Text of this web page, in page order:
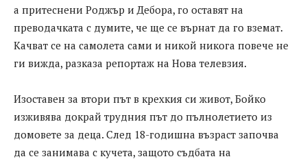
а притеснени Роджър и Дебора, го оставят на
преводачката с думите, че ще се върнат да го вземат.
Качват се на самолета сами и никой никога повече не
ги вижда, разказа репортаж на Нова телевзия.
Изоставен за втори път в крехкия си живот, Бойко
изживява докрай трудния път до пълнолетието из
домовете за деца. След 18-годишна възраст започва
да се занимава с кучета, защото съдбата на